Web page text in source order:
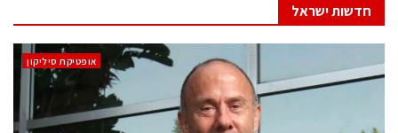
חדשות ישראל
אופטיקת סיליקון